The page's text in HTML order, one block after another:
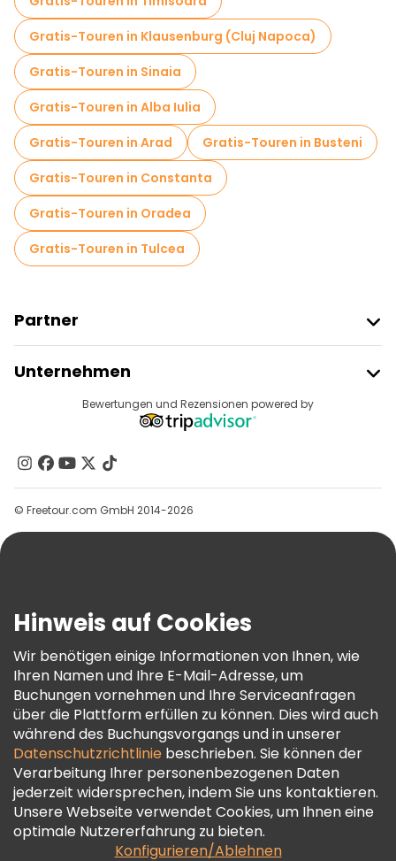
Gratis-Touren in Klausenburg (Cluj Napoca)
Gratis-Touren in Sinaia
Gratis-Touren in Alba Iulia
Gratis-Touren in Arad
Gratis-Touren in Busteni
Gratis-Touren in Constanta
Gratis-Touren in Oradea
Gratis-Touren in Tulcea
Partner
Anbieter-Anmeldung
Affiliate-Programm
Unternehmen
Reiseziele
Kontakt
Gruppen
Hilfe
AGB Und Rechtliches
Cookie-Richtlinie
Freetour Auszeichnungen
Treueprogramm
Bewertungen und Rezensionen powered by
© Freetour.com GmbH 2014-2026
Hinweis auf Cookies
Wir benötigen einige Informationen von Ihnen, wie
Ihren Namen und Ihre E-Mail-Adresse, um
Buchungen vornehmen und Ihre Serviceanfragen
über die Plattform erfüllen zu können. Dies wird auch
während des Buchungsvorgangs und in unserer
Datenschutzrichtlinie beschrieben. Sie können der
Verarbeitung Ihrer personenbezogenen Daten
jederzeit widersprechen, indem Sie uns kontaktieren.
Unsere Webseite verwendet Cookies, um Ihnen eine
optimale Nutzererfahrung zu bieten.
Konfigurieren/Ablehnen